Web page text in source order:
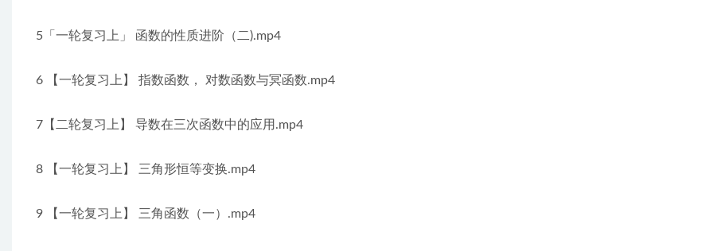
5「一轮复习上」 函数的性质进阶（二).mp4
6 【一轮复习上】 指数函数， 对数函数与冥函数.mp4
7【二轮复习上】 导数在三次函数中的应用.mp4
8 【一轮复习上】 三角形恒等变换.mp4
9 【一轮复习上】 三角函数（一）.mp4